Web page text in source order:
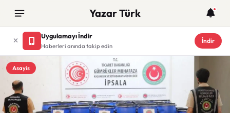
Yazar Türk
Uygulamayı İndir
Haberleri anında takip edin
İndir
Asayis